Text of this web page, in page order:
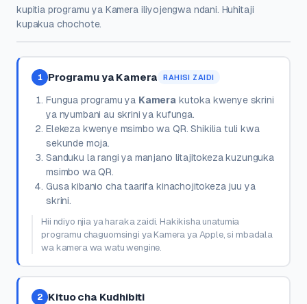
kupitia programu ya Kamera iliyojengwa ndani. Huhitaji
kupakua chochote.
1 Programu ya Kamera RAHISI ZAIDI
Fungua programu ya Kamera kutoka kwenye skrini
ya nyumbani au skrini ya kufunga.
Elekeza kwenye msimbo wa QR. Shikilia tuli kwa
sekunde moja.
Sanduku la rangi ya manjano litajitokeza kuzunguka
msimbo wa QR.
Gusa kibanio cha taarifa kinachojitokeza juu ya
skrini.
Hii ndiyo njia ya haraka zaidi. Hakikisha unatumia
programu chaguomsingi ya Kamera ya Apple, si mbadala
wa kamera wa watu wengine.
2 Kituo cha Kudhibiti